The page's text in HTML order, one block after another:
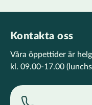
Kontakta oss
Våra öppettider är
kl. 09.00-17.00